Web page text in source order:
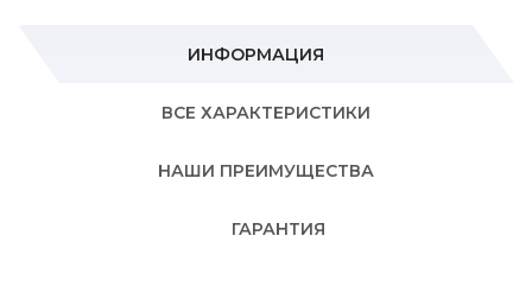
ИНФОРМАЦИЯ
ВСЕ ХАРАКТЕРИСТИКИ
НАШИ ПРЕИМУЩЕСТВА
ГАРАНТИЯ